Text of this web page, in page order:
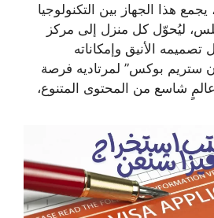
هذا الجهاز بين التكنولوجيا
ليُحوّل كل منزل إلى مركز
الأنيق وإمكاناته
ستريم بوكس” لمرتاديه فرصة
شاسع من المحتوى المتنوع،